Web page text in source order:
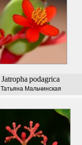
Jatropha podagrica
Татьяна Мальчинская